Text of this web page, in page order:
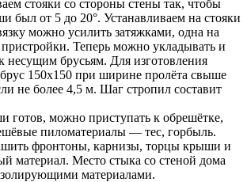
стояки со стороны стены так, чтобы
был от 5 до 20°. Устанавливаем на стояки
можно усилить затяжками, одна на
Теперь можно укладывать и
несущим брусьям. Для изготовления
150х150 при ширине пролёта свыше
не более 4,5 м. Шаг стропил составит
готов, можно приступать к обрешётке,
пиломатериалы — тес, горбыль.
фронтоны, карнизы, торцы крыши и
материал. Место стыка со стеной дома
материалами.